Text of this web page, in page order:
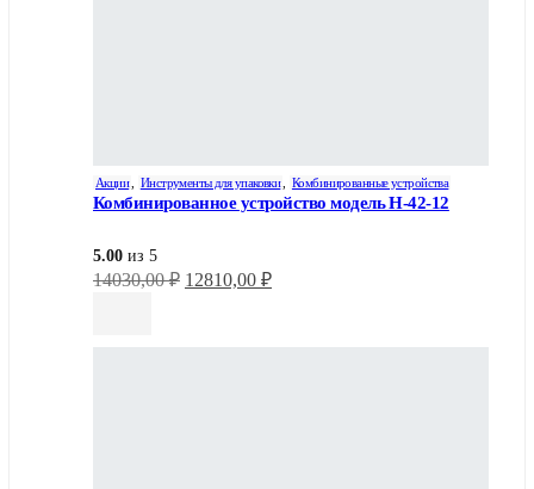
Акции Инструменты для упаковки Комбинированные устройства
Комбинированное устройство модель Н-42-12
5.00 из 5
14030,00₽ Первоначальная
12810,00 ₽Текущая